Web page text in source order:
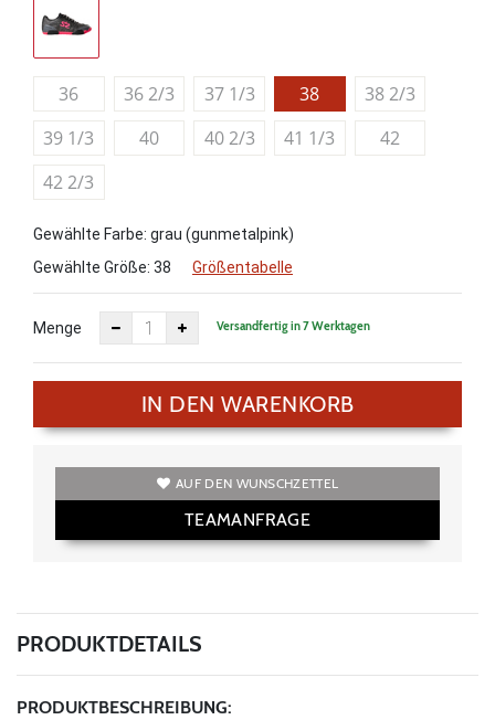
36 36 2/3 37 1/3 38
38 2/3
39 1/3
40 40 2/3 41 1/3
42
42 2/3
Gewählte Farbe: grau (gunmetalpink)
Gewählte Größe: 38 Größentabelle
Menge Versandfertig in 7 Werktagen
IN DEN WARENKORB
AUF DEN WUNSCHZETTEL
TEAMANFRAGE
PRODUKTDETAILS
PRODUKTBESCHREIBUNG: